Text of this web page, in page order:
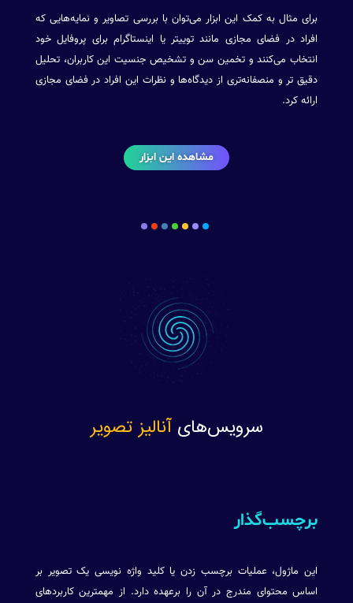
برای مثال به کمک این ابزار می‌توان با بررسی تصاویر و نمایه‌هایی که
افراد در فضای مجازی مانند توییتر یا اینستاگرام برای پروفایل خود
انتخاب می‌کنند و تخمین سن و تشخیص جنسیت این کاربران، تحلیل
دقیق تر و منصفانه‌تری از دیدگاه‌ها و نظرات این افراد در فضای مجازی
ارائه کرد.
مشاهده این ابزار
سرویس‌هایآنالیز تصویر
برچسب‌گذار
این ماژول، عملیات برچسب زدن یا کلید واژه نویسی یک تصویر بر
اساس محتوای مندرج در آن را برعهده دارد. از مهمترین کاربردهای